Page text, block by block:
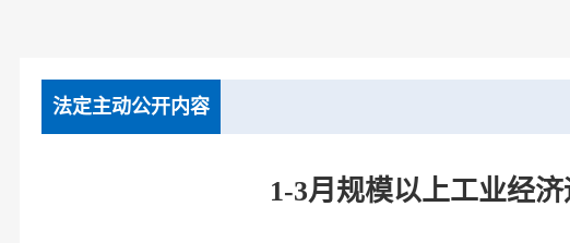
法定主动公开内容
1-3月规模以上工业经